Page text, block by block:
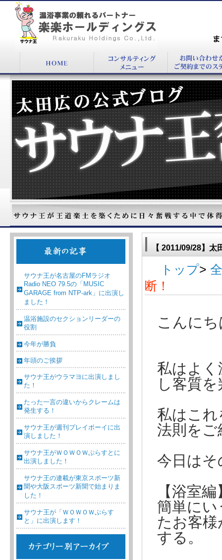
『太田式行動観察で、客質判断！』：温浴施設
コンサルタント太田 広公式BLOG
00
太田広の公式ブログ：サウナ王奮戦記！
サウナ王が名古屋のFMラジオ
Radio NEO 79.5の「MUSIC
GARAGE from NTP-ark」に出演し
ました！
温浴施設のセクションリーダーの
役割
今年が勝負
年頭のご挨拶
サウナ王がウラマヨに出演しまし
た！
たった一言の違いからクレームは
発生する！
サウナ王が週刊プレイボーイに出
演しました！
サウナ王がＷＯＷＯＷぷらすとに
出演しました！
サウナ王の連載が東京スポーツ新
聞や大阪スポーツ新聞で始まりま
した！
サウナ王が「ＷＯＷＯＷぷらす
と」に出演します！
【 2011/09/28】
トップ>
断！
こんに
私はよく
し客質
私はこれ
法則をご
今日はそ
【浴室編
簡単に
たお客
する。